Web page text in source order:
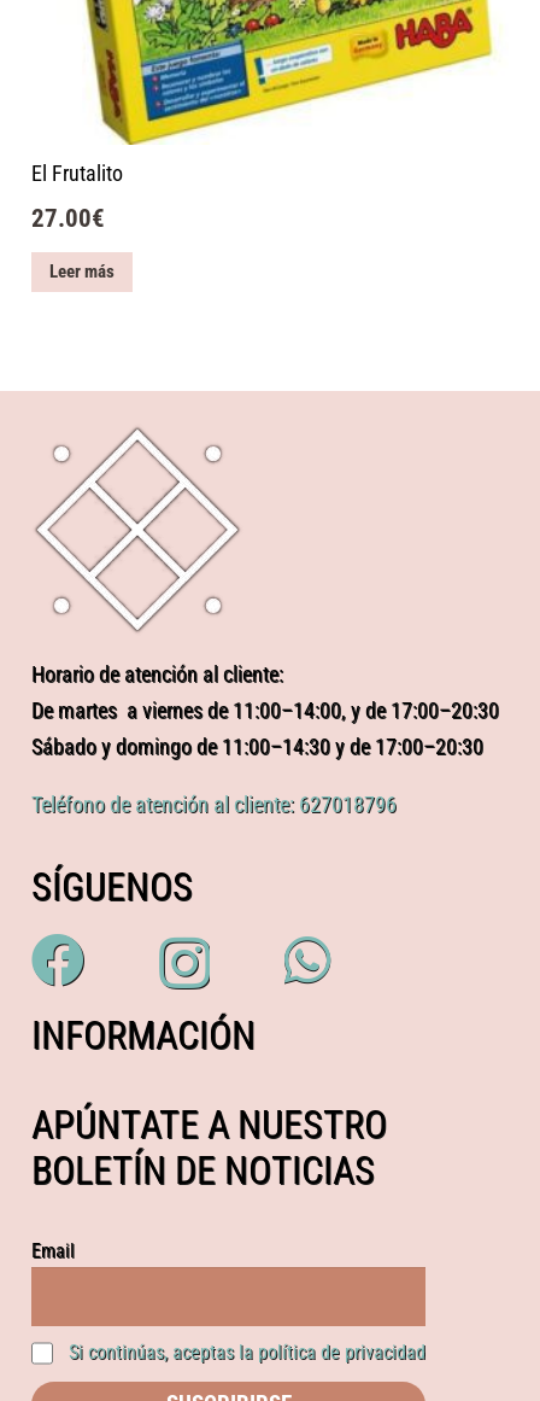
El Frutalito
27.00€
Leer más
Horario de atención al cliente:
De martes a viernes de 11:00–14:00, y de 17:00–20:30
Sábado y domingo de 11:00–14:30 y de 17:00–20:30
Teléfono de atención al cliente: 627018796
SÍGUENOS
INFORMACIÓN
APÚNTATE A NUESTRO
BOLETÍN DE NOTICIAS
Email
Si continúas, aceptas la política de privacidad